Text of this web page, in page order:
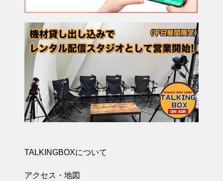
TALKINGBOXについて
アクセス・地図